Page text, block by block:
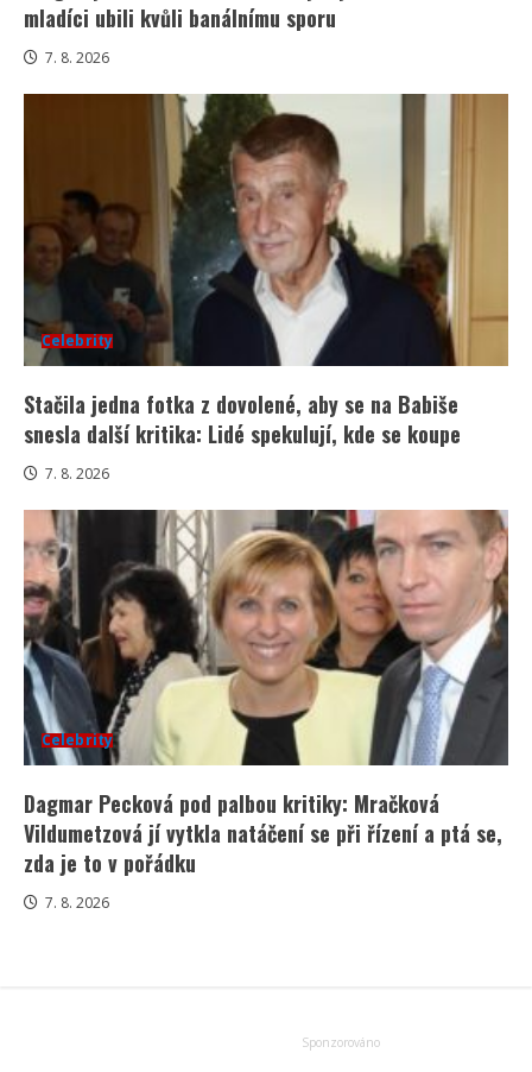
mladíci ubili kvůli banálnímu sporu
7. 8. 2026
Celebrity
Stačila jedna fotka z dovolené, aby se na Babiše
snesla další kritika: Lidé spekulují, kde se koupe
7. 8. 2026
Celebrity
Dagmar Pecková pod palbou kritiky: Mračková
Vildumetzová jí vytkla natáčení se při řízení a ptá se,
zda je to v pořádku
7. 8. 2026